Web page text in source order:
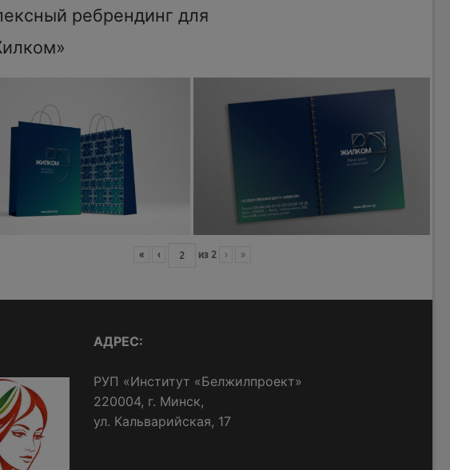
ребрендинг для
« ‹ из 2 › »
АДРЕС:
РУП «Институт «Белжилпроект»
220004, г. Минск,
ул. Кальварийская, 17